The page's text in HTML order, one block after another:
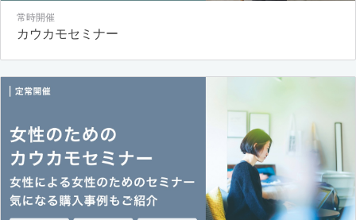
常時開催
カウカモセミナー